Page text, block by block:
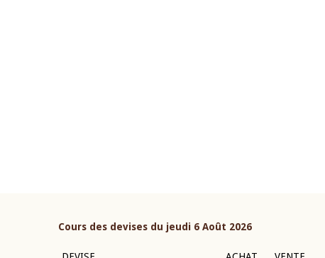
Cours des devises du jeudi 6 Août 2026